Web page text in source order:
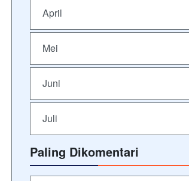
April
Mei
Juni
Juli
Paling Dikomentari